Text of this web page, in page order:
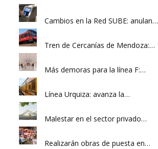
Cambios en la Red SUBE: anulan…
Tren de Cercanías de Mendoza:…
Más demoras para la línea F:…
Línea Urquiza: avanza la…
Malestar en el sector privado…
Realizarán obras de puesta en…